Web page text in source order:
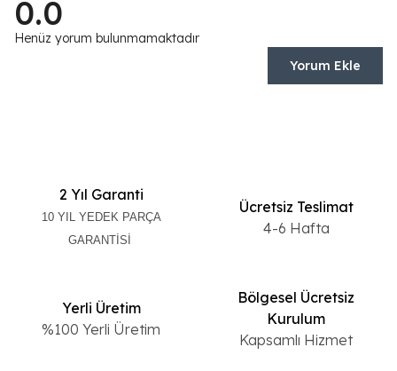
0.0
Henüz yorum bulunmamaktadır
Yorum Ekle
2 Yıl Garanti
10 YIL YEDEK PARÇA
GARANTİSİ
Ücretsiz Teslimat
4-6 Hafta
Yerli Üretim
%100 Yerli Üretim
Bölgesel Ücretsiz
Kurulum
Kapsamlı Hizmet